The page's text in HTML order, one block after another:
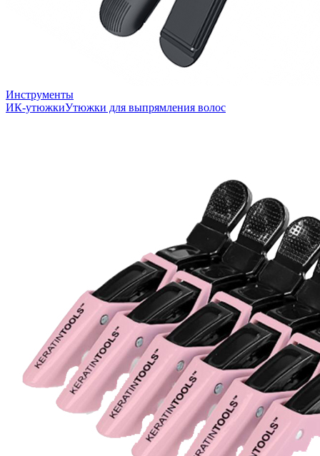
Инструменты
ИК-утюжкиУтюжки для выпрямления волос